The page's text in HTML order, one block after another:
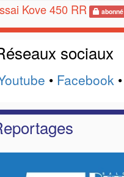
Kove 450 RR abonné
sociaux
• Facebook •